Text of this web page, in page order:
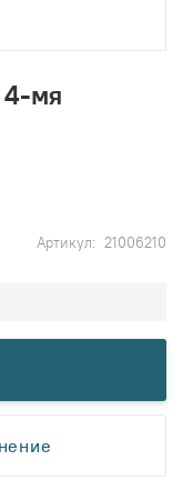
4-мя
Артикул 21006210